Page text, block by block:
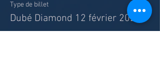
Type de billet
Dubé Diamond 12 février 2024